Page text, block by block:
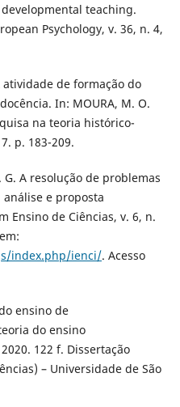
developmental teaching.
Psychology, v. 36, n. 4,
atividade de formação do
In: MOURA, M. O.
na teoria histórico-
p. 183-209.
G. A resolução de problemas
e proposta
Ensino de Ciências, v. 6, n.
index.php/ienci/. Acesso
ensino de
do ensino
122 f. Dissertação
– Universidade de São